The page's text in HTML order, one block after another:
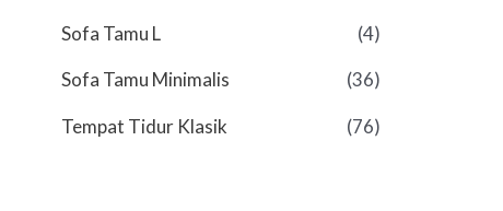
Sofa Tamu L (4)
Sofa Tamu Minimalis (36)
Tempat Tidur Klasik (76)